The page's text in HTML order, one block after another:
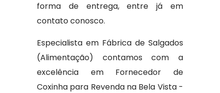
forma de entrega, entre já em
contato conosco.
Especialista em Fábrica de Salgados
(Alimentação) contamos com a
excelência em Fornecedor de
Coxinha para Revenda na Bela Vista -